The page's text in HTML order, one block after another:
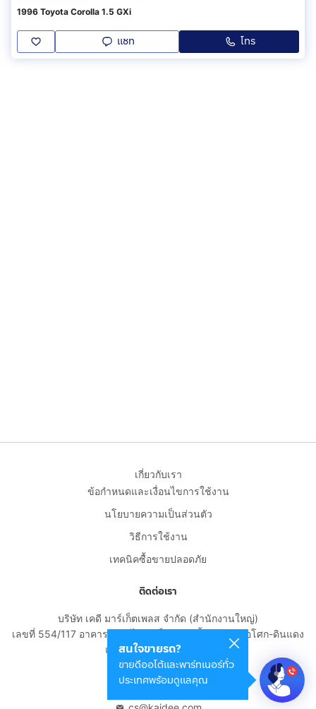
1996 Toyota Corolla 1.5 GXi
แชท โทร
สนใจขายรถ?
ขายดีออโต้และพาร์ทเนอร์ทั่ว
ประเทศพร้อมดูแลคุณ
เกี่ยวกับเรา
ข้อกำหนดและเงื่อนไขการใช้งาน
นโยบายความเป็นส่วนตัว
วิธีการใช้งาน
เทคนิคซื้อขายปลอดภัย
ติดต่อเรา
บริษัท เคดี มาร์เก็ตเพลส จำกัด (สำนักงานใหญ่)
เลขที่ 554/117 อาคารสกายไนน์ เซ็นเตอร์ ชั้น 22 ถนนอโศก-ดินแดง
แขวงดินแดง เขตดินแดง
กรุงเทพมหานคร 10400